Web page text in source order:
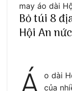
may áo dài
Bỏ túi 8
Hội An
o dài
của